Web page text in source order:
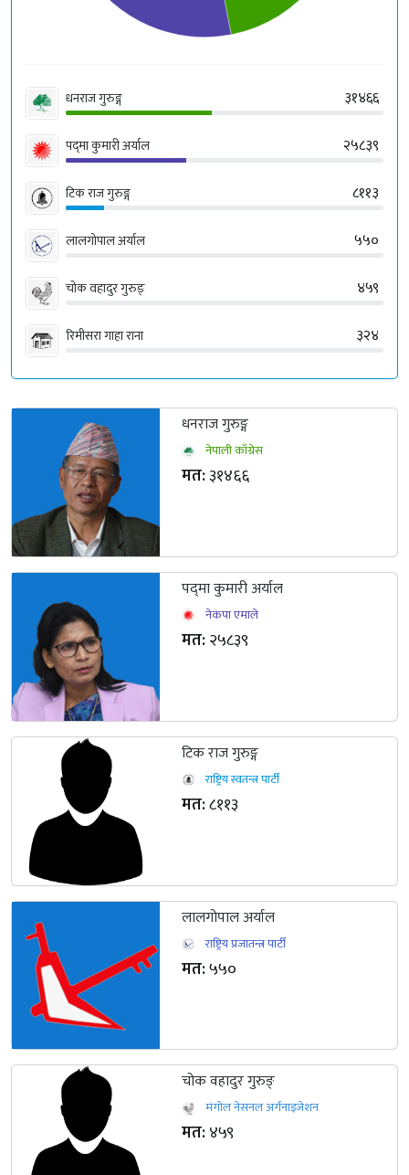
धनराज गुरुङ्ग ३१४६६
पद्‍मा कुमारी अर्याल २५८३९
टिक राज गुरुङ्ग ८११३
लालगोपाल अर्याल ५५०
चोक वहादुर गुरुङ् ४५९
रिमीसरा गाहा राना ३२४
धनराज गुरुङ्ग
नेपाली काँग्रेस
मत:३१४६६
पद्‍मा कुमारी अर्याल
नेकपा एमाले
मत:२५८३९
टिक राज गुरुङ्ग
राष्ट्रिय स्वतन्त्र पार्टी
मत:८११३
लालगोपाल अर्याल
राष्ट्रिय प्रजातन्त्र पार्टी
मत:५५०
चोक वहादुर गुरुङ्
मंगोल नेसनल अर्गनाइजेशन
मत:४५९